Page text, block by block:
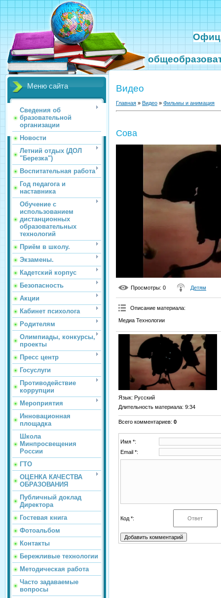
Меню сайта
Сведения об
бразовательной
организации
Новости
Летний отдых (ДОЛ
"Березка")
Воспитательная работа
Год педагога и
наставника
Обучение с
использованием
дистанционных
образовательных
технологий
Приём в школу.
Экзамены.
Кадетский корпус
Безопасность
Акции
Кабинет психолога
Родителям
Олимпиады, конкурсы,
проекты
Пресс центр
Госуслуги
Противодействие
коррупции
Мероприятия
Инновационная
площадка
Школа
Минпросвещения
России
ГТО
ОЦЕНКА КАЧЕСТВА
ОБРАЗОВАНИЯ
Публичный доклад
Директора
Гостевая книга
Фотоальбом
Контакты
Бережливые технологии
Методическая работа
Часто задаваемые
вопросы
Видео
Главная » Видео » Фильмы и анимация
Сова
Просмотры: 0 Детям
Описание материала:
Медиа Технологии
Язык: Русский
Длительность материала: 9:34
Всего комментариев: 0
Имя *:
Email *:
Код *: